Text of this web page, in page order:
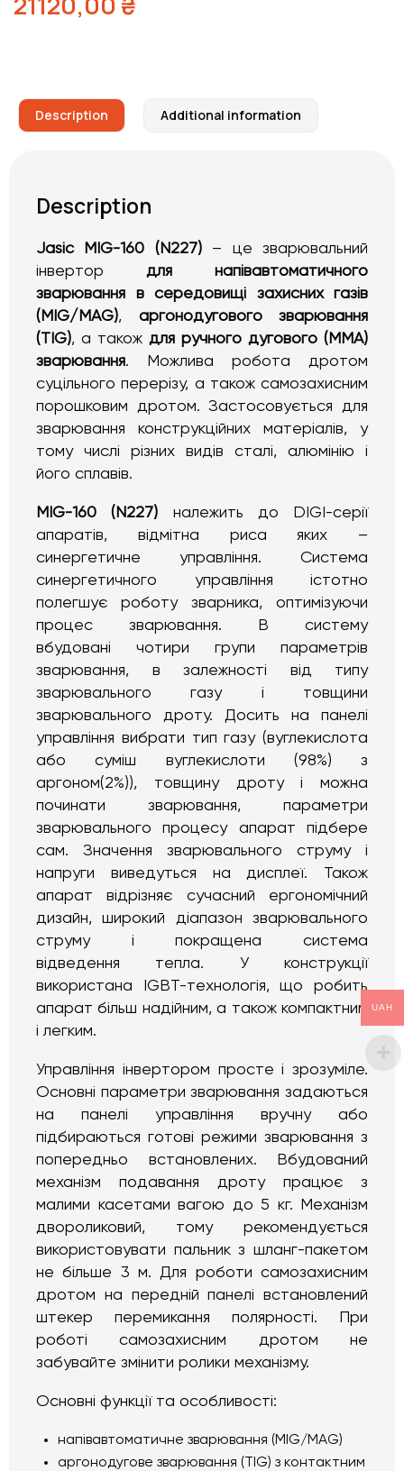
Description Additional information
Description
Jasic MIG-160 (N227)– це зварювальний
інвертор для напівавтоматичного
зварювання в середовищі захисних газів
(MIG/MAG), аргонодугового зварювання
(TIG), а також для ручного дугового (MMA)
зварювання. Можлива робота дротом
суцільного перерізу, а також самозахисним
порошковим дротом. Застосовується для
зварювання конструкційних матеріалів, у
тому числі різних видів сталі, алюмінію і
його сплавів.
MIG-160 (N227) належить до DIGI-серії
апаратів, відмітна риса яких –
синергетичне управління. Система
синергетичного управління істотно
полегшує роботу зварника, оптимізуючи
процес зварювання. В систему
вбудовані чотири групи параметрів
зварювання, в залежності від типу
зварювального газу і товщини
зварювального дроту. Досить на панелі
управління вибрати тип газу (вуглекислота
або суміш вуглекислоти (98%) з
аргоном(2%)), товщину дроту і можна
починати зварювання, параметри
зварювального процесу апарат підбере
сам. Значення зварювального струму і
напруги виведуться на дисплеї. Також
апарат відрізняє сучасний ергономічний
дизайн, широкий діапазон зварювального
струму і покращена система
відведення тепла. У конструкції
використана IGBT-технологія, що робить
апарат більш надійним, а також компактним
і легким.
Управління інвертором просте і зрозуміле.
Основні параметри зварювання задаються
на панелі управління вручну або
підбираються готові режими зварювання з
попередньо встановлених. Вбудований
механізм подавання дроту працює з
малими касетами вагою до 5 кг. Механізм
двороликовий, тому рекомендується
використовувати пальник з шланг-пакетом
не більше 3 м. Для роботи самозахисним
дротом на передній панелі встановлений
штекер перемикання полярності. При
роботі самозахисним дротом не
забувайте змінити ролики механізму.
Основні функції та особливості:
напівавтоматичне зварювання (MIG/MAG)
аргонодугове зварювання (TIG) з контактним
UAH